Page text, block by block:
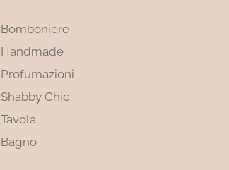
Bomboniere
Handmade
Profumazioni
Shabby Chic
Tavola
Bagno